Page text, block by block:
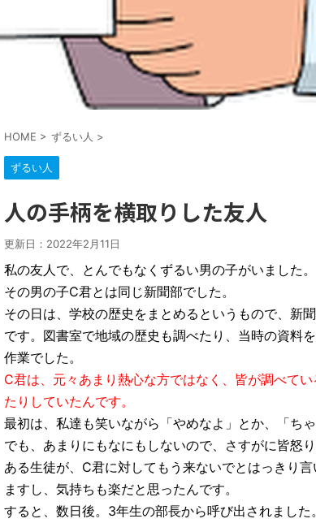
HOME > ずるい人 >
ずるい人
人の手柄を横取りした友人
更新日： 2022年2月11日
私の友人で、とんでもなくずるい男の子がいました
その男の子C君とは同じ新聞部でした。
その日は、学校の歴史をまとめるというもので、新
です。図書室で地域の歴史も調べたり、当時の資料
作業でした。
C君は、元々あまり熱心な方ではなく、皆が調べて
たりしていたんです。
最初は、私達も笑いながら「やめなよ」とか、「ち
でも、あまりにもなにもしないので、さすがに皆怒
ある生徒が、C君に対してもう来ないでとはっきり
ますし、気持ちも楽だと思ったんです。
すると、数日後。3年生の部長から呼び出されました。